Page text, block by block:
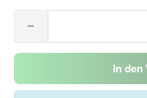
In den